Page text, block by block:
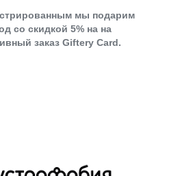
мы подарим
со скидкой 5% на на
заказ Giftery Card.